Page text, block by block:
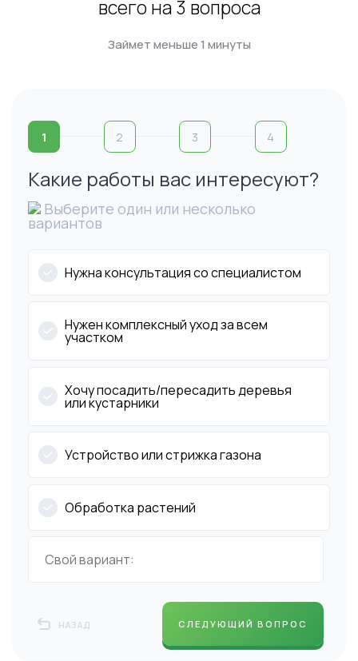
всего на 3 вопроса
Займет меньше 1 минуты
1 2 3 4
Какие работы вас интересуют?
Выберите один или несколько
вариантов
Нужна консультация со специалистом
Нужен комплексный уход за всем
участком
Хочу посадить/пересадить деревья
или кустарники
Устройство или стрижка газона
Обработка растений
НАЗАД СЛЕДУЮЩИЙ ВОПРОС